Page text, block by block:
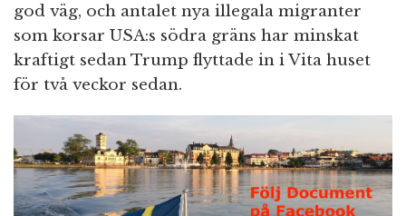
god väg, och antalet nya illegala migranter
som korsar USA:s södra gräns har minskat
kraftigt sedan Trump flyttade in i Vita huset
för två veckor sedan.